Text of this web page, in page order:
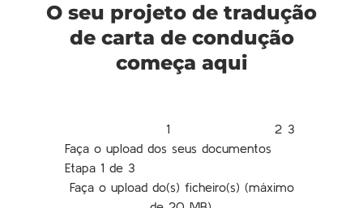
O seu projeto de tradução
de carta de condução
começa aqui
Faça o upload dos seus documentos
Etapa 1 de 3
Faça o upload do(s) ficheiro(s) (máximo